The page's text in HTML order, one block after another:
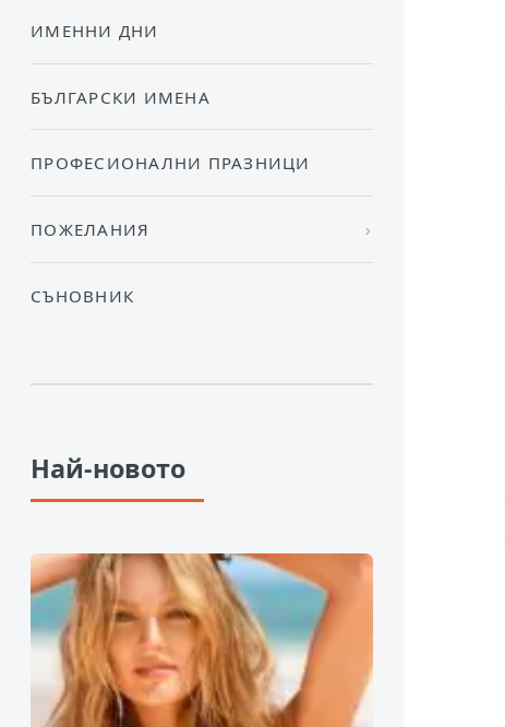
ИМЕННИ ДНИ
БЪЛГАРСКИ ИМЕНА
ПРОФЕСИОНАЛНИ ПРАЗНИЦИ
ПОЖЕЛАНИЯ
СЪНОВНИК
Най-новото